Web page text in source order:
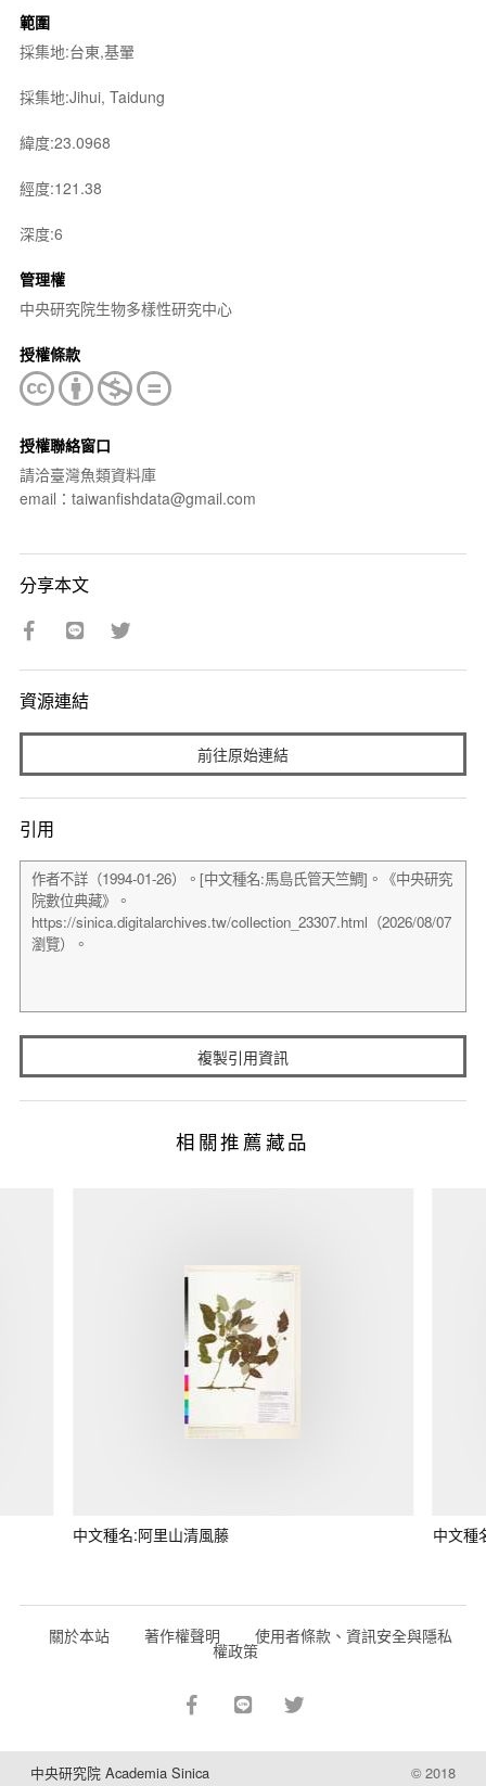
範圍
採集地:台東,基翬
採集地:Jihui, Taidung
緯度:23.0968
經度:121.38
深度:6
管理權
中央研究院生物多樣性研究中心
授權條款
授權聯絡窗口
請洽臺灣魚類資料庫
email：taiwanfishdata@gmail.com
分享本文
資源連結
前往原始連結
引用
複製引用資訊
相關推薦藏品
中文種名:阿里山清風藤 中文種
關於本站 著作權聲明 使用者條款、資訊安全與隱私
權政策
中央研究院 Academia Sinica © 2018